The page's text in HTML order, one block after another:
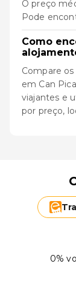
O preço
Pode
Como
Compare
em Can
viajantes e
por preço,
0%